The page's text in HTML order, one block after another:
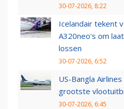
30-07-2026, 8:22
Icelandair tekent
A320neo's om
lossen
30-07-2026, 6:52
US-Bangla
grootste
30-07-2026, 6:45